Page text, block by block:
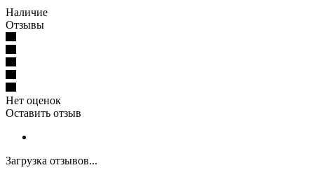
Наличие
Отзывы
Нет оценок
Оставить отзыв
Загрузка отзывов...